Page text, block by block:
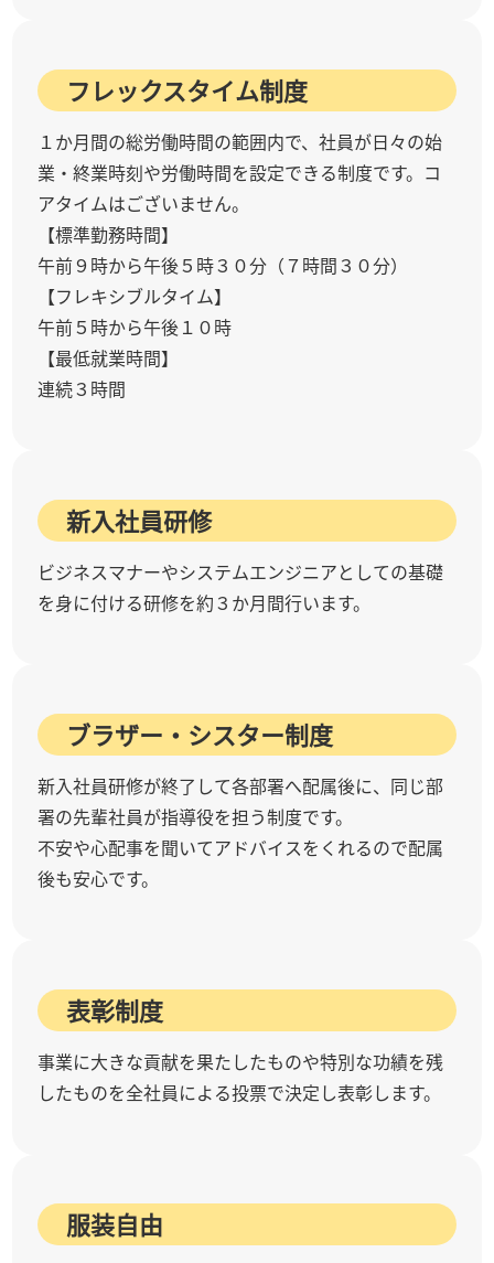
フレックスタイム制度
１か月間の総労働時間の範囲内で、社員が日々の始
業・終業時刻や労働時間を設定できる制度です。コ
アタイムはございません。
【標準勤務時間】
午前９時から午後５時３０分（７時間３０分）
【フレキシブルタイム】
午前５時から午後１０時
【最低就業時間】
連続３時間
新入社員研修
ビジネスマナーやシステムエンジニアとしての基礎
を身に付ける研修を約３か月間行います。
ブラザー・シスター制度
新入社員研修が終了して各部署へ配属後に、同じ部
署の先輩社員が指導役を担う制度です。
不安や心配事を聞いてアドバイスをくれるので配属
後も安心です。
表彰制度
事業に大きな貢献を果たしたものや特別な功績を残
したものを全社員による投票で決定し表彰します。
服装自由